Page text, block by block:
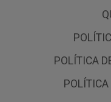
POLÍTICA
POLÍTICA